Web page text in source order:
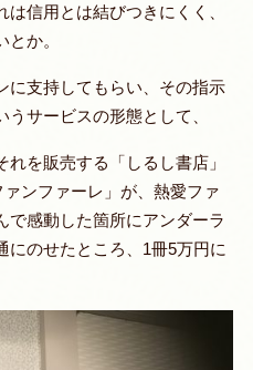
信用とは結びつきにくく、
か。
に支持してもらい、その指示
サービスの形態として、
を販売する「しるし書店」
ンファーレ」が、熱愛ファ
で感動した箇所にアンダーラ
にのせたところ、1冊5万円に